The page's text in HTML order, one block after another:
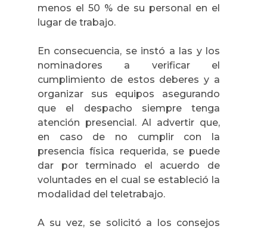
menos el 50 % de su personal en el
lugar de trabajo.
En consecuencia, se instó a las y los
nominadores a verificar el
cumplimiento de estos deberes y a
organizar sus equipos asegurando
que el despacho siempre tenga
atención presencial. Al advertir que,
en caso de no cumplir con la
presencia física requerida, se puede
dar por terminado el acuerdo de
voluntades en el cual se estableció la
modalidad del teletrabajo.
A su vez, se solicitó a los consejos